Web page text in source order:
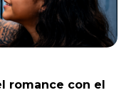
romance con el